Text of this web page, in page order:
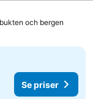
och bergen
Se priser